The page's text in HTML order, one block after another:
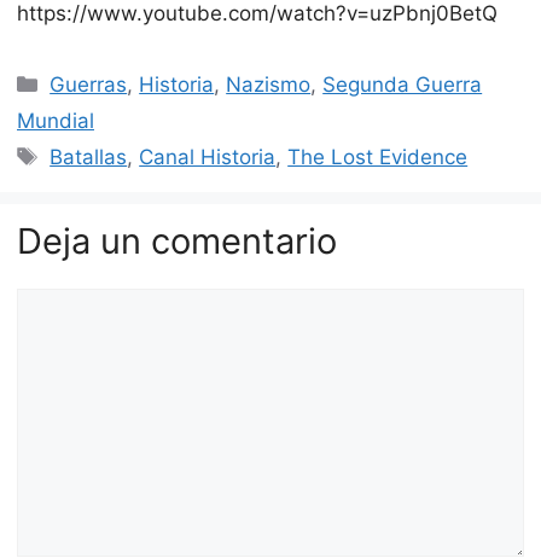
https://www.youtube.com/watch?v=uzPbnj0BetQ
Categorías
Guerras, Historia, Nazismo, Segunda Guerra
Mundial
Etiquetas
Batallas, Canal Historia,The Lost Evidence
Deja un comentario